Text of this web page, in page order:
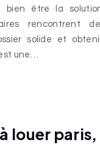
bien être la
rencontrent
solide et
une…
louer